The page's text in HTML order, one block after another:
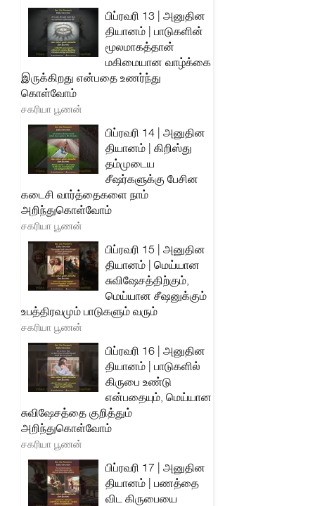
பிப்ரவரி 13 | அனுதின
தியானம் | பாடுகளின்
மூலமாகத்தான்
மகிமையான வாழ்க்கை
இருக்கிறது என்பதை உணர்ந்து
கொள்வோம்
சகரியா பூணன்
பிப்ரவரி 14 | அனுதின
தியானம் | கிறிஸ்து
தம்முடைய
சீஷர்களுக்கு பேசின
கடைசி வார்த்தைகளை நாம்
அறிந்துகொள்வோம்
சகரியா பூணன்
பிப்ரவரி 15 | அனுதின
தியானம் | மெய்யான
சுவிஷேசத்திற்கும்,
மெய்யான சீஷனுக்கும்
உபத்திரவமும் பாடுகளும் வரும்
சகரியா பூணன்
பிப்ரவரி 16 | அனுதின
தியானம் | பாடுகளில்
கிருபை உண்டு
என்பதையும், மெய்யான
சுவிஷேசத்தை குறித்தும்
அறிந்துகொள்வோம்
சகரியா பூணன்
பிப்ரவரி 17 | அனுதின
தியானம் | பணத்தை
விட கிருபையை